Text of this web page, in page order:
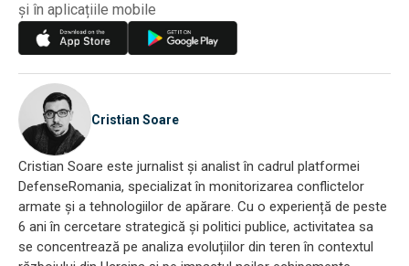
și în aplicațiile mobile
Cristian Soare
Cristian Soare este jurnalist și analist în cadrul platformei
DefenseRomania, specializat în monitorizarea conflictelor
armate și a tehnologiilor de apărare. Cu o experiență de peste
6 ani în cercetare strategică și politici publice, activitatea sa
se concentrează pe analiza evoluțiilor din teren în contextul